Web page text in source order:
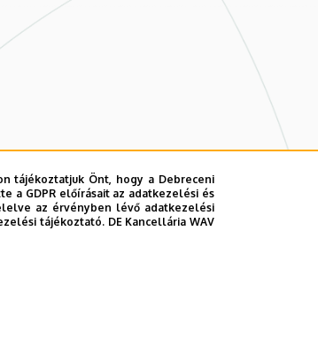
tájékoztatjuk Önt, hogy a Debreceni
a GDPR előírásait az adatkezelési és
az érvényben lévő adatkezelési
tájékoztató. DE Kancellária WAV